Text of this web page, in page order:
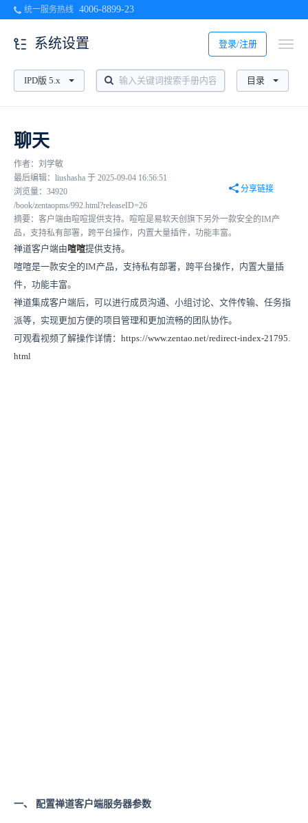
统一服务热线 4006-8899-23
登录/注册
系统设置
IPD版 5.x 目录
聊天
作者：刘学敏
最后编辑：liushasha 于 2025-09-04 16:56:51
浏览量：34920
分享链接
/book/zentaopms/992.html?releaseID=26
摘要：客户端由喧喧提供支持。喧喧是易软天创旗下另外一款安全的IM产
品，支持私有部署，跨平台操作，内置大量插件，功能丰富。
禅道客户端由喧喧提供支持。
喧喧是一款安全的IM产品，支持私有部署，跨平台操作，内置大量插
件，功能丰富。
禅道集成客户端后，可以进行成员沟通、小组讨论、文件传输、任务指
派等，实现更加方便的项目管理和更加流畅的团队协作。
可观看视频了解操作详情： https://www.zentao.net/redirect-index-21795.
html
一、 配置禅道客户端服务器参数